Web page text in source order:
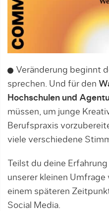
Veränderung beginnt
sprechen. Und für den
Hochschulen und
müssen, um junge
Berufspraxis
viele verschiedene
Teilst du deine
unserer kleinen
einem späteren
Social Media.